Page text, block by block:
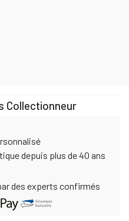
Collectionneur
depuis plus de 40 ans
des experts confirmés